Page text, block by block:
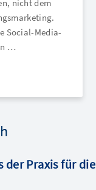
der Praxis für die